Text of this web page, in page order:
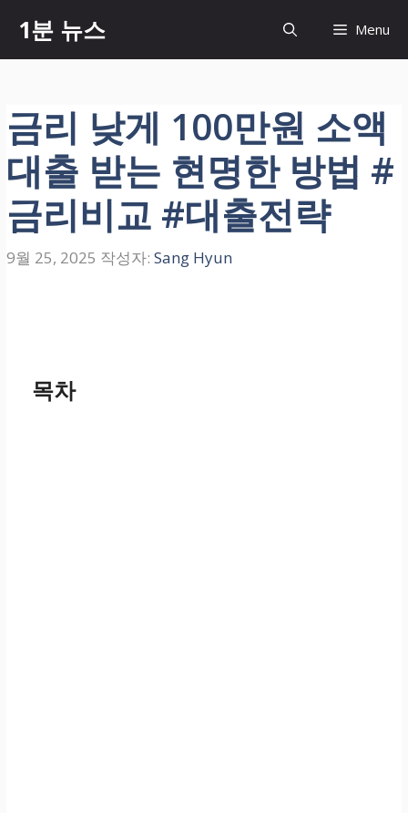
츠
너
뛰
기
1분 뉴스 Menu
금리 낮게 100만원 소액
대출 받는 현명한 방법 #
금리비교 #대출전략
9월 25, 2025 작성자: Sang Hyun
목차